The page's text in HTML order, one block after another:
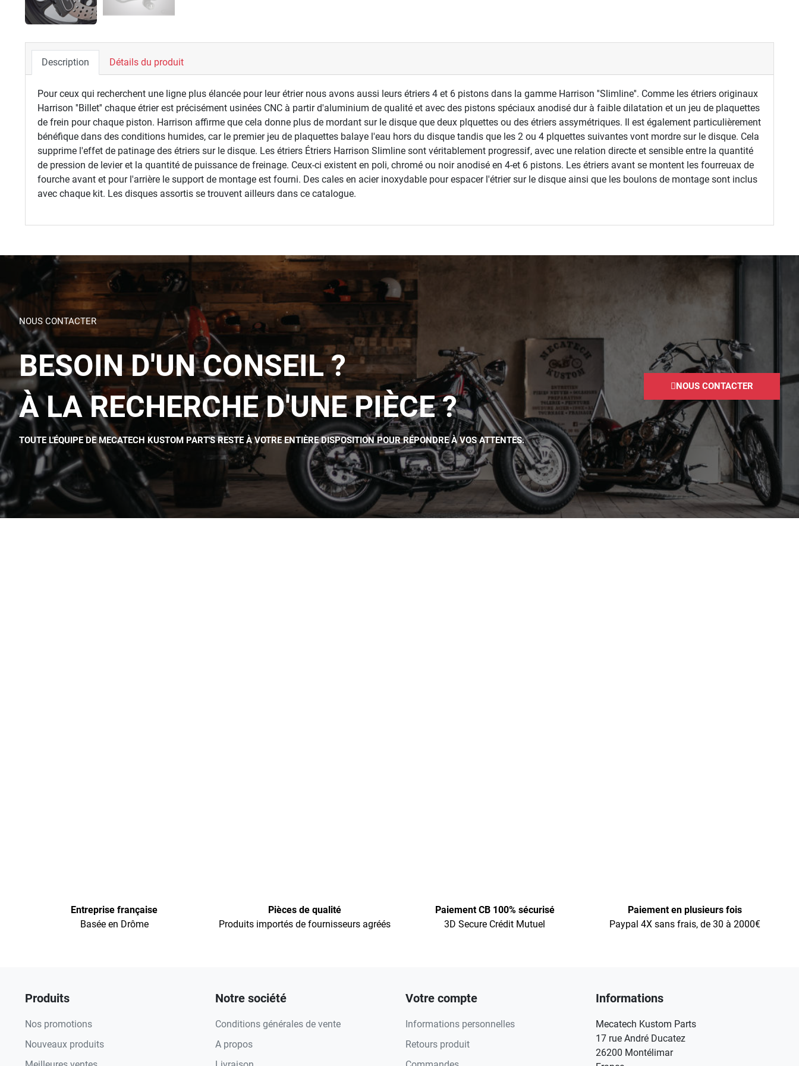
Description Détails du produit
Pour ceux qui recherchent une ligne plus élancée pour leur étrier nous avons aussi leurs étriers 4 et 6 pistons dans la gamme Harrison ''Slimline''. Comme les étriers originaux
Harrison ''Billet'' chaque étrier est précisément usinées CNC à partir d'aluminium de qualité et avec des pistons spéciaux anodisé dur à faible dilatation et un jeu de plaquettes
de frein pour chaque piston. Harrison affirme que cela donne plus de mordant sur le disque que deux plquettes ou des étriers assymétriques. Il est également particulièrement
bénéfique dans des conditions humides, car le premier jeu de plaquettes balaye l'eau hors du disque tandis que les 2 ou 4 plquettes suivantes vont mordre sur le disque. Cela
supprime l'effet de patinage des étriers sur le disque. Les étriers Étriers Harrison Slimline sont véritablement progressif, avec une relation directe et sensible entre la quantité
de pression de levier et la quantité de puissance de freinage. Ceux-ci existent en poli, chromé ou noir anodisé en 4-et 6 pistons. Les étriers avant se montent les fourreuax de
fourche avant et pour l'arrière le support de montage est fourni. Des cales en acier inoxydable pour espacer l'étrier sur le disque ainsi que les boulons de montage sont inclus
avec chaque kit. Les disques assortis se trouvent ailleurs dans ce catalogue.
NOUS CONTACTER
BESOIN D'UN CONSEIL ?
À LA RECHERCHE D'UNE PIÈCE ?
TOUTE L'ÉQUIPE DE MECATECH KUSTOM PART'S RESTE À VOTRE ENTIÈRE DISPOSITION POUR RÉPONDRE À VOS ATTENTES.
NOUS CONTACTER
Entreprise française
Basée en Drôme
Pièces de qualité
Produits importés de fournisseurs agréés
Paiement CB 100% sécurisé
3D Secure Crédit Mutuel
Paiement en plusieurs fois
Paypal 4X sans frais, de 30 à 2000€
Produits
Nos promotions
Nouveaux produits
Notre société
Conditions générales de vente
A propos
Votre compte
Informations personnelles
Retours produit
Informations
Mecatech Kustom Parts
17 rue André Ducatez
26200 Montélimar